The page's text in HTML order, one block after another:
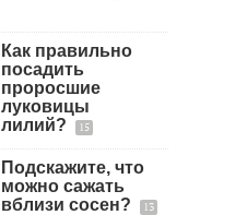
Как правильно
посадить
проросшие
луковицы
лилий?
15
Подскажите, что
можно сажать
вблизи сосен?
13